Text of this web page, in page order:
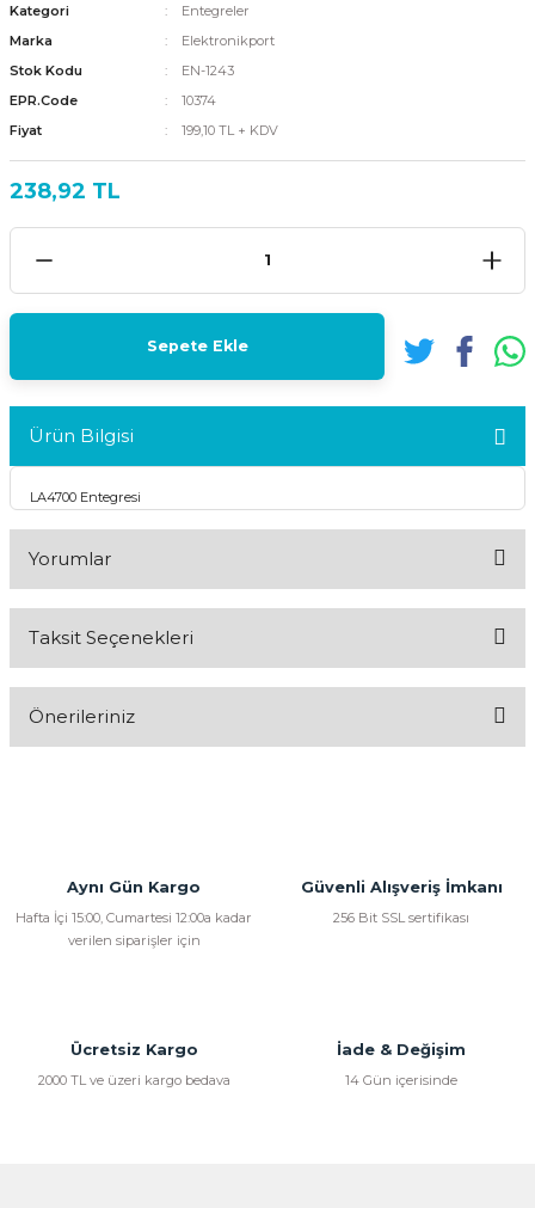
Kategori
Entegreler
Marka
Elektronikport
Stok Kodu
EN-1243
EPR.Code
10374
Fiyat
199,10 TL + KDV
238,92 TL
Sepete Ekle
Ürün Bilgisi
LA4700 Entegresi
Yorumlar
Taksit Seçenekleri
Önerileriniz
Ürün açıklamasında eksik bilgiler bulunuyor.
Bu ürüne benzer farklı alternatifler olmalı.
Aynı Gün Kargo
Hafta İçi 15:00, Cumartesi 12:00a kadar
verilen siparişler için
Güvenli Alışveriş İmkanı
256 Bit SSL sertifikası
Ücretsiz Kargo
2000 TL ve üzeri kargo bedava
İade & Değişim
14 Gün içerisinde